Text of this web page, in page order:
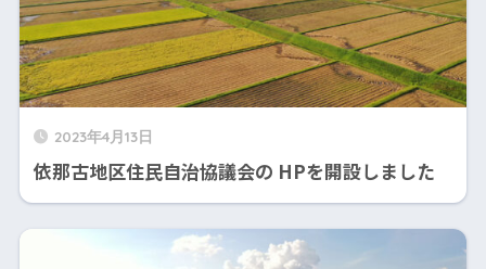
2023年4月13日
依那古地区住民自治協議会の HPを開設しました